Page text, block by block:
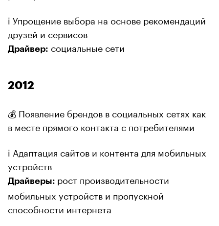
ℹ️ Упрощение выбора на основе рекомендаций
друзей и сервисов
Драйвер: социальные сети
2012
💰 Появление брендов в социальных сетях как
в месте прямого контакта с потребителями
ℹ️ Адаптация сайтов и контента для мобильных
устройств
Драйверы: рост производительности
мобильных устройств и пропускной
способности интернета